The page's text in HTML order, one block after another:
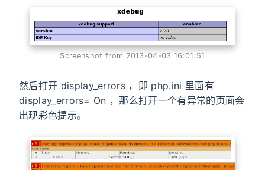
Screenshot from 2013-04-03 16:01:51
然后打开 display_errors ，即 php.ini 里面有
display_errors= On ，那么打开一个有异常的页面会
出现彩色提示。